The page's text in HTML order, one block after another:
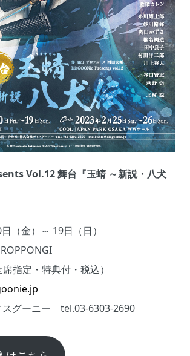
Vol.12 舞台『玉蜻 ～新説・八犬
（金）～ 19日（日）
指定・特典付・税込）
スグーニー tel.03-6303-2690